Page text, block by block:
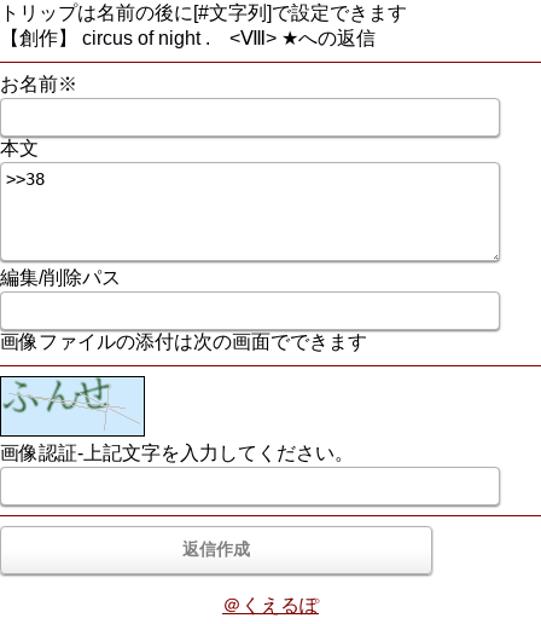
トリップは名前の後に[#文字列]で設定できます
【創作】 circus of night . <Ⅷ> ★への返信
お名前※
本文
編集/削除パス
画像ファイルの添付は次の画面でできます
画像認証-上記文字を入力してください。
＠くえるぽ